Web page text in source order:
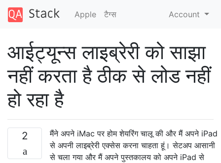
Apple टैग्‍स Account
आईट्यून्स लाइब्रेरी को साझा
नहीं करता है ठीक से लोड नहीं
हो रहा है
2
मैंने अपने iMac पर होम शेयरिंग चालू की और मैं अपने iPad
से अपनी लाइब्रेरी एक्सेस करना चाहता हूं। सेटअप आसानी
से चला गया और मैं अपने पुस्तकालय को अपने iPad से